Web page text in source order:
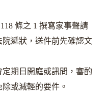
條之 1 撰寫家事聲請
遞狀，送件前先確認文
期日開庭或訊問，審酌
或減輕的要件。